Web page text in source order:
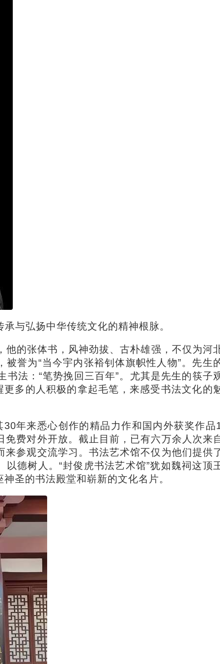
与弘扬中华传统文化的精神根脉。
的张体书，风神劲拔、古朴雄强，不仅为河
誉为“当今宇内张裕钊体旗帜性人物”。先生
法：“笔势挽回三百年”。尤其是先生的筷子
多的人积极的拿起毛笔，来感受书法文化的
年来悉心创作的精品力作和国内外获奖作品
费对外开放。截止目前，已有六万余人次来
参观交流学习。书法艺术馆不仅为他们提供
德树人。“封俊虎书法艺术馆”犹如魏祠这顶
圣的书法殿堂和崭新的文化名片。